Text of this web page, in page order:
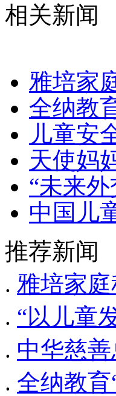
相关新闻
雅培家
全纳教
儿童安
天使妈
“未来
中国儿
推荐新闻
. 雅培家
. “以儿童
. 中华慈
. 全纳教